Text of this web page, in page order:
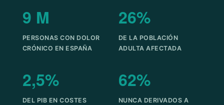
9 M
PERSONAS CON DOLOR
CRÓNICO EN ESPAÑA
26%
DE LA POBLACIÓN
ADULTA AFECTADA
2,5%
DEL PIB EN COSTES
62%
NUNCA DERIVADOS A